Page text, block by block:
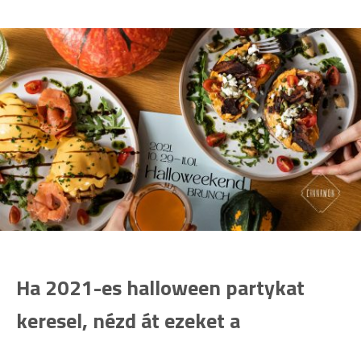
Ha 2021-es halloween partykat
keresel, nézd át ezeket a